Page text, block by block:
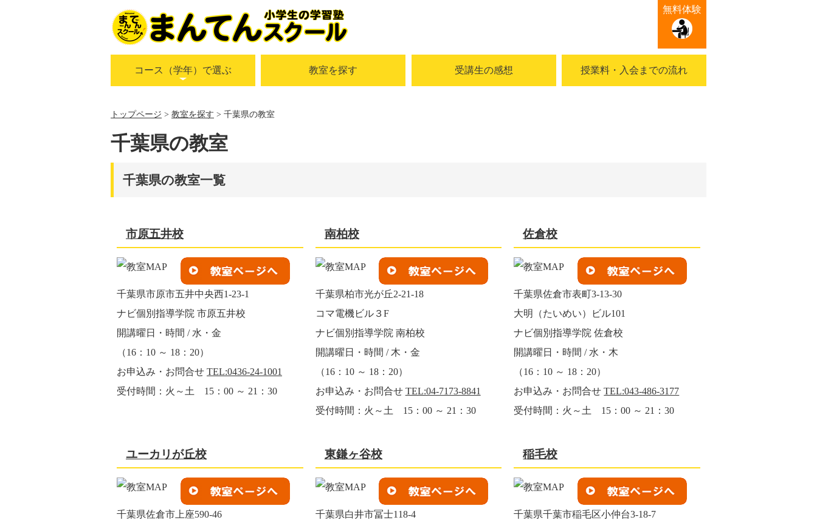
無料体験
コース（学年）で選ぶ 教室を探す 受講生の感想 授業料・入会までの流れ
トップページ 教室を探す 千葉県の教室
千葉県の教室
千葉県の教室一覧
市原五井校
千葉県市原市五井中央西1-23-1
ナビ個別指導学院 市原五井校
開講曜日・時間 / 水・金
（16：10 ～ 18：20）
お申込み・お問合せ TEL:0436-24-1001
受付時間：火～土 15：00 ～ 21：30
南柏校
千葉県柏市光が丘2-21-18
コマ電機ビル３F
ナビ個別指導学院 南柏校
開講曜日・時間 / 木・金
（16：10 ～ 18：20）
お申込み・お問合せ TEL:04-7173-8841
受付時間：火～土 15：00 ～ 21：30
佐倉校
千葉県佐倉市表町3-13-30
大明（たいめい）ビル101
ナビ個別指導学院 佐倉校
開講曜日・時間 / 水・木
（16：10 ～ 18：20）
お申込み・お問合せTEL:043-486-3177
受付時間：火～土 15：00 ～ 21：30
ユーカリが丘校
千葉県佐倉市上座590-46
東鎌ヶ谷校
千葉県白井市冨士118-4
稲毛校
千葉県千葉市稲毛区小仲台3-18-7